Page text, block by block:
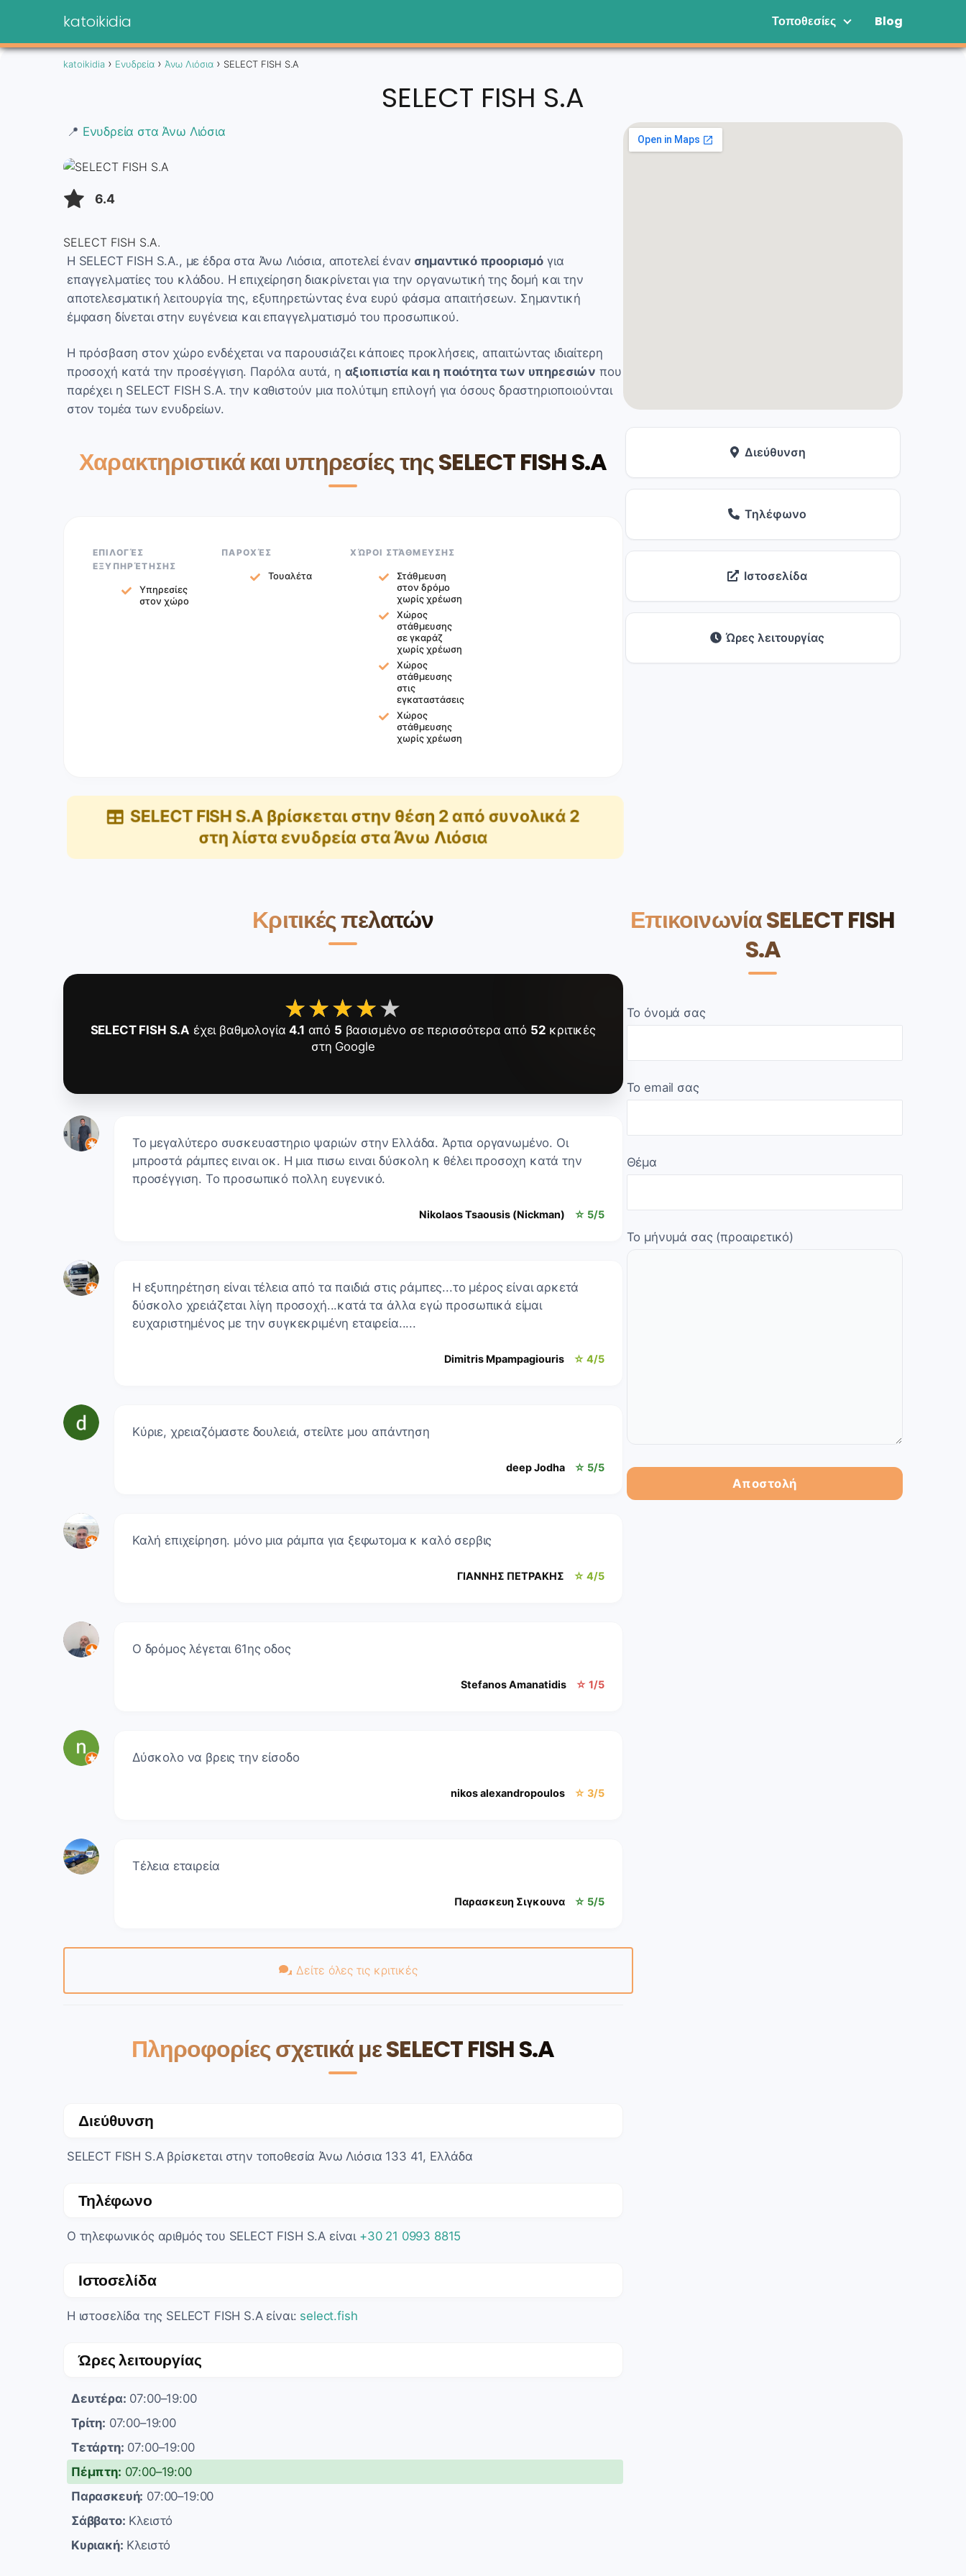
katoikidia Τοποθεσίες Blog
katoikidia Ενυδρεία Άνω Λιόσια SELECT FISH S.A
SELECT FISH S.A
📍 Ενυδρεία στα Άνω Λιόσια
6.4
SELECT FISH S.A.
Η SELECT FISH S.A., με έδρα στα Άνω Λιόσια, αποτελεί έναν σημαντικό προορισμό για
επαγγελματίες του κλάδου. Η επιχείρηση διακρίνεται για την οργανωτική της δομή και την
αποτελεσματική λειτουργία της, εξυπηρετώντας ένα ευρύ φάσμα απαιτήσεων. Σημαντική
έμφαση δίνεται στην ευγένεια και επαγγελματισμό του προσωπικού.
Η πρόσβαση στον χώρο ενδέχεται να παρουσιάζει κάποιες προκλήσεις, απαιτώντας ιδιαίτερη
προσοχή κατά την προσέγγιση. Παρόλα αυτά, η αξιοπιστία και η ποιότητα των υπηρεσιών που
παρέχει η SELECT FISH S.A. την καθιστούν μια πολύτιμη επιλογή για όσους δραστηριοποιούνται
στον τομέα των ενυδρείων.
Χαρακτηριστικά και υπηρεσίες της SELECT FISH S.A
ΕΠΙΛΟΓΈΣ
ΕΞΥΠΗΡΈΤΗΣΗΣ
Υπηρεσίες
στον χώρο
ΠΑΡΟΧΈΣ
Τουαλέτα
ΧΏΡΟΙ ΣΤΆΘΜΕΥΣΗΣ
Στάθμευση
στον δρόμο
χωρίς χρέωση
Χώρος
στάθμευσης
σε γκαράζ
χωρίς χρέωση
Χώρος
στάθμευσης
στις
εγκαταστάσεις
Χώρος
στάθμευσης
χωρίς χρέωση
SELECT FISH S.A βρίσκεται στην θέση 2 από συνολικά 2
στη λίστα ενυδρεία στα Άνω Λιόσια
Διεύθυνση
Τηλέφωνο
Ιστοσελίδα
Ώρες λειτουργίας
Κριτικές πελατών
★★★★★
★★★★★
SELECT FISH S.A έχει βαθμολογία4.1 από 5 βασισμένο σε περισσότερα από 52 κριτικές
στη Google
Το μεγαλύτερο συσκευαστηριο ψαριών στην Ελλάδα. Άρτια οργανωμένο. Οι
μπροστά ράμπες ειναι οκ. Η μια πισω ειναι δύσκολη κ θέλει προσοχη κατά την
προσέγγιση. Το προσωπικό πολλη ευγενικό.
Nikolaos Tsaousis (Nickman) ☆ 5/5
Η εξυπηρέτηση είναι τέλεια από τα παιδιά στις ράμπες...το μέρος είναι αρκετά
δύσκολο χρειάζεται λίγη προσοχή...κατά τα άλλα εγώ προσωπικά είμαι
ευχαριστημένος με την συγκεκριμένη εταιρεία.....
Dimitris Mpampagiouris ☆ 4/5
Κύριε, χρειαζόμαστε δουλειά, στείλτε μου απάντηση
deep Jodha ☆ 5/5
Καλή επιχείρηση. μόνο μια ράμπα για ξεφωτομα κ καλό σερβις
ΓΙΑΝΝΗΣ ΠΕΤΡΑΚΗΣ ☆ 4/5
Ο δρόμος λέγεται 61ης οδος
Stefanos Amanatidis ☆ 1/5
Δύσκολο να βρεις την είσοδο
nikos alexandropoulos ☆ 3/5
Τέλεια εταιρεία
Παρασκευη Σιγκουνα ☆ 5/5
Δείτε όλες τις κριτικές
Πληροφορίες σχετικά με SELECT FISH S.A
Διεύθυνση
SELECT FISH S.A βρίσκεται στην τοποθεσία Άνω Λιόσια 133 41, Ελλάδα
Τηλέφωνο
Ο τηλεφωνικός αριθμός του SELECT FISH S.A είναι +30 21 0993 8815
Ιστοσελίδα
Η ιστοσελίδα της SELECT FISH S.A είναι: select.fish
Ώρες λειτουργίας
Δευτέρα: 07:00–19:00
Τρίτη: 07:00–19:00
Τετάρτη: 07:00–19:00
Πέμπτη: 07:00–19:00
Παρασκευή: 07:00–19:00
Σάββατο: Κλειστό
Κυριακή: Κλειστό
Επικοινωνία SELECT FISH
S.A
Το όνομά σας
Το email σας
Θέμα
Το μήνυμά σας (προαιρετικό)